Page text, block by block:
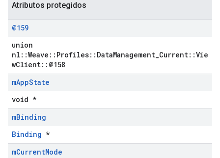
Atributos protegidos
@159
union
nl::Weave::Profiles::DataManagement_Current::Vie
wClient::@158
mAppState
void *
mBinding
Binding *
mCurrentMode